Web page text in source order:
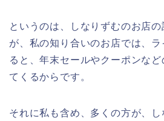
というのは、しなりずむのお店
が、私の知り合いのお店では、
ると、年末セールやクーポンな
てくるからです。
それに私も含め、多くの方が、